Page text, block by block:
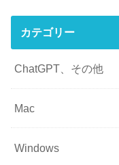
カテゴリー
ChatGPT、その他
Mac
Windows